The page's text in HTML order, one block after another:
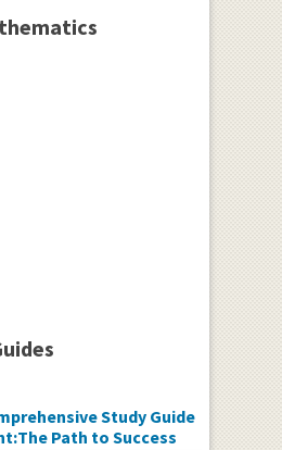
Study Guide
Path to Success